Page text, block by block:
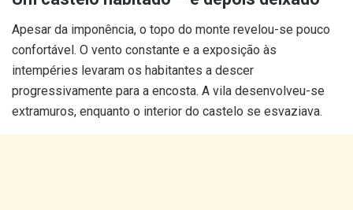
Apesar da imponência, o topo do monte revelou-se pouco
confortável. O vento constante e a exposição às
intempéries levaram os habitantes a descer
progressivamente para a encosta. A vila desenvolveu-se
extramuros, enquanto o interior do castelo se esvaziava.